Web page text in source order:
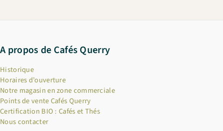
A propos de Cafés Querry
Historique
Horaires d’ouverture
Notre magasin en zone commerciale
Points de vente Cafés Querry
Certification BIO : Cafés et Thés
Nous contacter